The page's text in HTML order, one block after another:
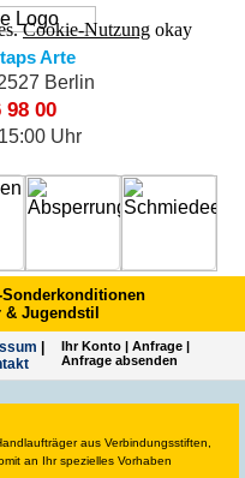
Cookie-Nutzung okay
Arte
Berlin
98 00
Uhr
& Jugendstil
Ihr Konto |Anfrage |
Anfrage absenden
aus Verbindungsstiften,
an Ihr spezielles Vorhaben